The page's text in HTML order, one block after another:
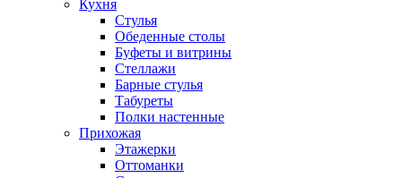
Кухня
Стулья
Обеденные столы
Буфеты и витрины
Стеллажи
Барные стулья
Табуреты
Полки настенные
Прихожая
Этажерки
Оттоманки